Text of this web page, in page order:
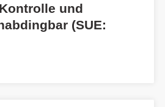
und
(SUE: